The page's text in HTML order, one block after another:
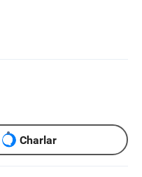
Charlar